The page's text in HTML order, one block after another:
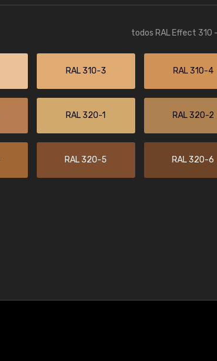
todos RAL Effect 310
RAL 310-3 RAL 310-4
RAL 320-1 RAL 320-2
RAL 320-5 RAL 320-6